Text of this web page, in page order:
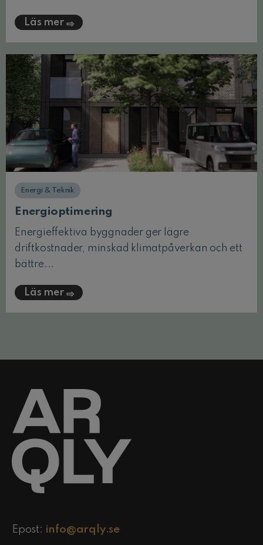
Läs mer
Energi & Teknik
Energioptimering
Energieffektiva byggnader ger lägre
driftkostnader, minskad klimatpåverkan och ett
bättre...
Läs mer
Epost: info@arqly.se